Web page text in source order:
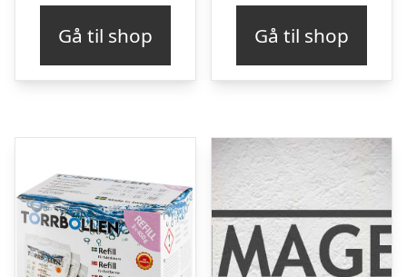
Gå til shop Gå til shop